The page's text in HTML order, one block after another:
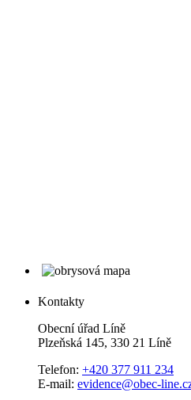
Kontakty
Obecní úřad Líně
Plzeňská 145, 330 21 Líně
Telefon: +420 377 911 234
E-mail: evidence@obec-